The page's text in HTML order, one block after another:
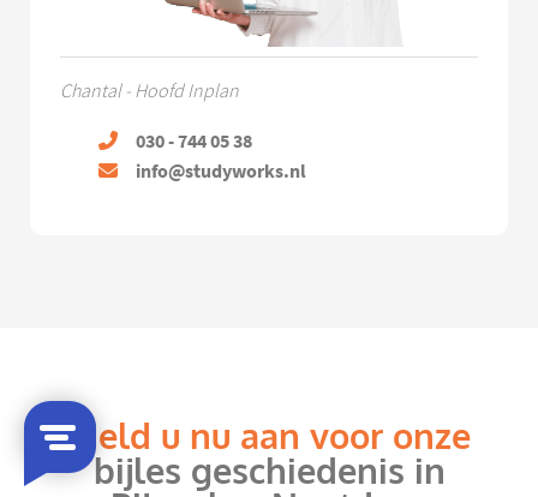
Chantal - Hoofd Inplan
030 - 744 05 38
info@studyworks.nl
Meld u nu aan voor onze
bijles geschiedenis in